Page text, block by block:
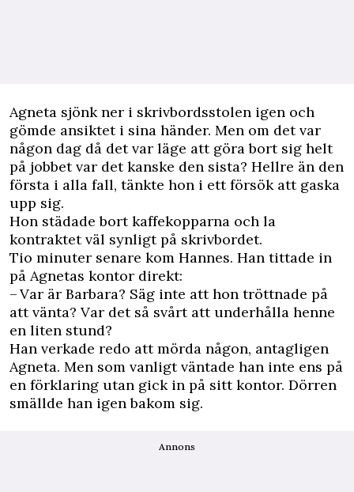
Agneta sjönk ner i skrivbordsstolen igen och
gömde ansiktet i sina händer. Men om det var
någon dag då det var läge att göra bort sig helt
på jobbet var det kanske den sista? Hellre än den
första i alla fall, tänkte hon i ett försök att gaska
upp sig.
Hon städade bort kaffekopparna och la
kontraktet väl synligt på skrivbordet.
Tio minuter senare kom Hannes. Han tittade in
på Agnetas kontor direkt:
– Var är Barbara? Säg inte att hon tröttnade på
att vänta? Var det så svårt att underhålla henne
en liten stund?
Han verkade redo att mörda någon, antagligen
Agneta. Men som vanligt väntade han inte ens på
en förklaring utan gick in på sitt kontor. Dörren
smällde han igen bakom sig.
Annons